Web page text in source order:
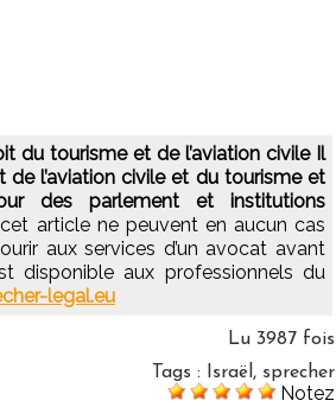
du tourisme et de l’aviation civile Il
l’aviation civile et du tourisme et
des parlement et institutions
article ne peuvent en aucun cas
aux services d’un avocat avant
disponible aux professionnels du
legal.eu
Lu 3987 fois
Tags : Israël , sprecher
Notez